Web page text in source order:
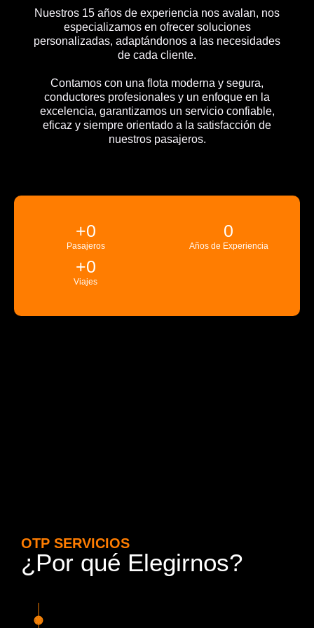
Nuestros 15 años de experiencia nos avalan, nos
especializamos en ofrecer soluciones
personalizadas, adaptándonos a las necesidades
de cada cliente.
Contamos con una flota moderna y segura,
conductores profesionales y un enfoque en la
excelencia, garantizamos un servicio confiable,
eficaz y siempre orientado a la satisfacción de
nuestros pasajeros.
Pasajeros
+0
Años de Experiencia
0
Viajes
+0
OTP SERVICIOS
¿Por qué Elegirnos?